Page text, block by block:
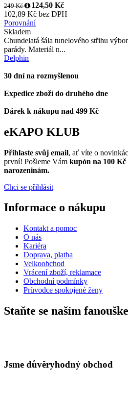
249 Kč
124,50 Kč
102,89 Kč bez DPH
Porovnání
Skladem
Chundelatá šála tunelového střihu
parády. Materiál n...
Delphin
30 dní na rozmyšlenou
Expedice zboží do druhého dne
Dárek k nákupu nad 499 Kč
eKAPO KLUB
Přihlaste svůj email, ať víte o
první! Pošleme Vám kupón na 100
narozeninám.
Chci se přihlásit
Informace o nákupu
Kontakt a pomoc
O nás
Kariéra
Doprava, platba
Velkoobchod
Vrácení zboží, reklamace
Obchodní podmínky
Průvodce spokojené ženy
Staňte se naším
Jsme důvěryhodný obchod